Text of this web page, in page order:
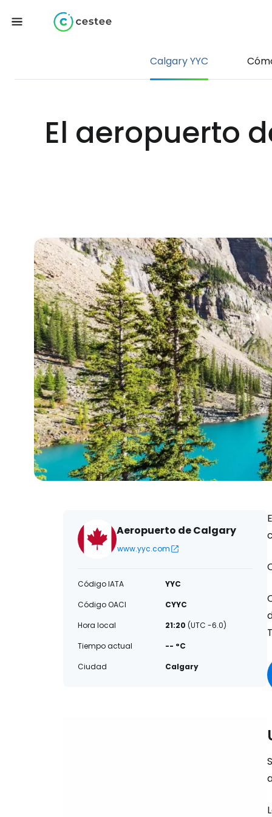
Calgary YYC
El aeropuerto
Aeropuerto de Calgary
www.yyc.com
Código IATA
YYC
Código OACI
CYYC
Hora local
21:20 (UTC -6.0)
Tiempo actual
-- °C
Ciudad
Calgary